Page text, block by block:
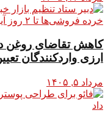
کاهش تقاضای روغن
ارزی واردکنندگان
مرداد ۵, ۱۴۰۵